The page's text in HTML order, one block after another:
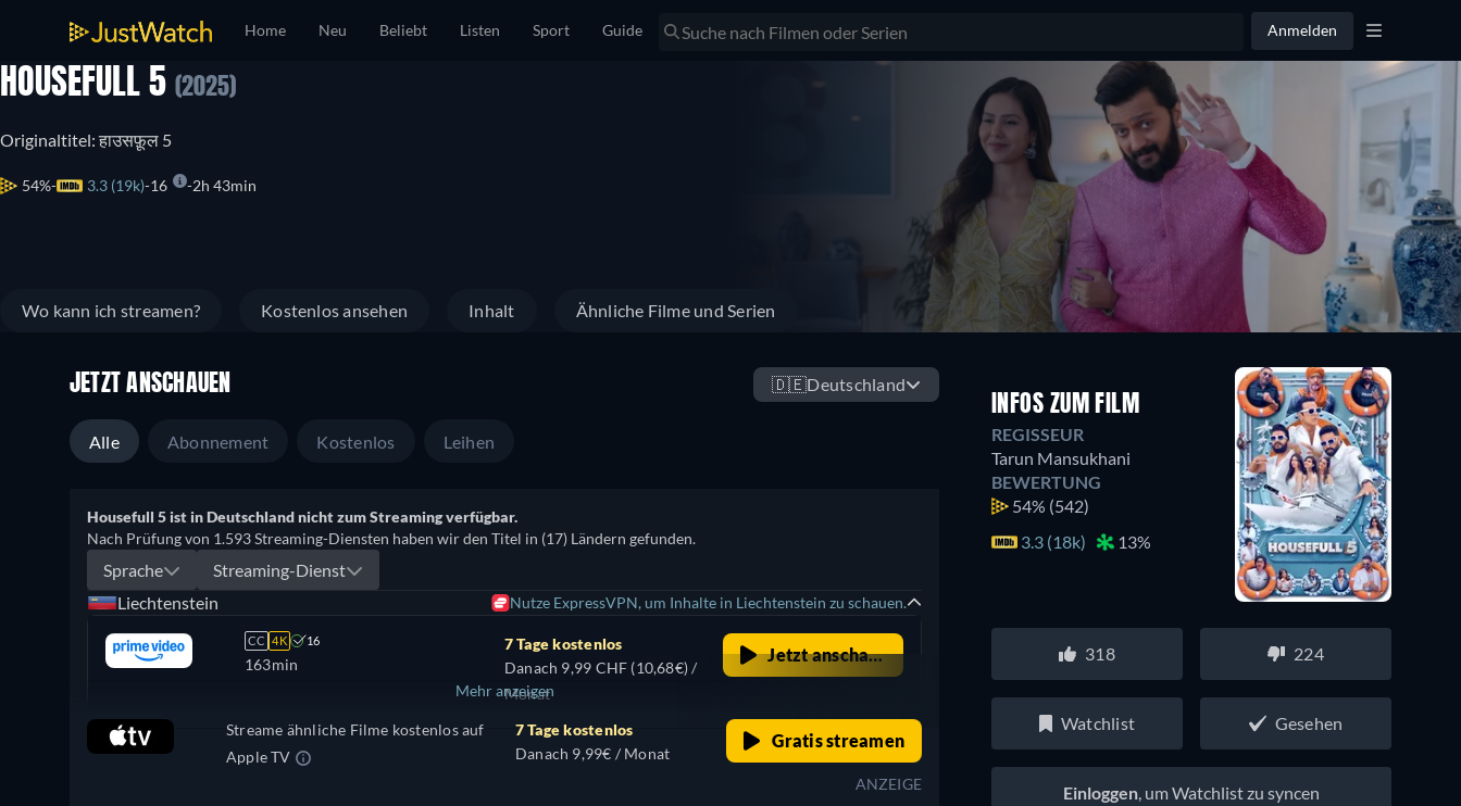
Home Neu Beliebt Listen Sport Guide Anmelden
HOUSEFULL 5 (2025)
Originaltitel: हाउसफ़ूल 5
54% 3.3 (19k) 16 2h 43min
Wo kann ich streamen? Kostenlos ansehen Inhalt Ähnliche Filme und Serien
JETZT ANSCHAUEN 🇩🇪Deutschland
Alle Abonnement Kostenlos Leihen
Housefull 5 ist in Deutschland nicht zum Streaming verfügbar.
Nach Prüfung von 1.593 Streaming-Diensten haben wir den Titel in (17) Ländern gefunden.
Sprache
Streaming-Dienst
Liechtenstein
Nutze ExpressVPN, um Inhalte in Liechtenstein zu schauen.
CC 4K 16
163min
7 Tage kostenlos
Danach 9,99 CHF (10,68€) /
Monat
Jetzt anschauen
Vereinigte Staaten (US)
Mehr anzeigen
Streame ähnliche Filme kostenlos auf
Apple TV
7 Tage kostenlos
Danach 9,99€ / Monat
Gratis streamen
ANZEIGE
INFOS ZUM FILM
REGISSEUR
Tarun Mansukhani
BEWERTUNG
54% (542)
3.3 (18k)
13%
318 224
Watchlist Gesehen
Einloggen, um Watchlist zu syncen